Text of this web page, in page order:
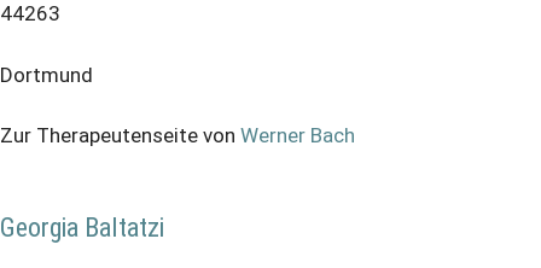
44263
Dortmund
Zur Therapeutenseite von Werner Bach
Georgia Baltatzi